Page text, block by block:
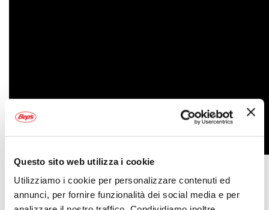
Questo sito web utilizza i cookie
Utilizziamo i cookie per personalizzare contenuti ed
annunci, per fornire funzionalità dei social media e per
Specifiche tecniche